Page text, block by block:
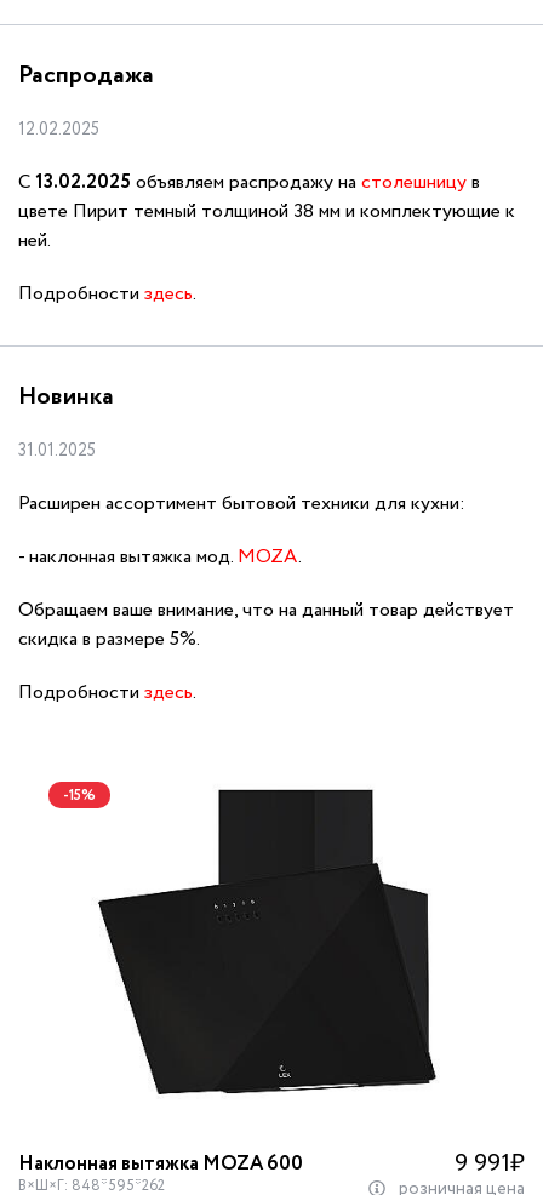
Распродажа
12.02.2025
С13.02.2025 объявляем распродажу на столешницув
цвете Пирит темный толщиной 38 мм и комплектующие к
ней.
Подробности здесь.
Новинка
31.01.2025
Расширен ассортимент бытовой техники для кухни:
наклонная вытяжка мод. MOZA.
Обращаем ваше внимание, что на данный товар действует
скидка в размере 5%.
Подробности здесь.
Наклонная вытяжка MOZA 600 9 991₽
В×Ш×Г: 848*595*262 розничная цена
-15%